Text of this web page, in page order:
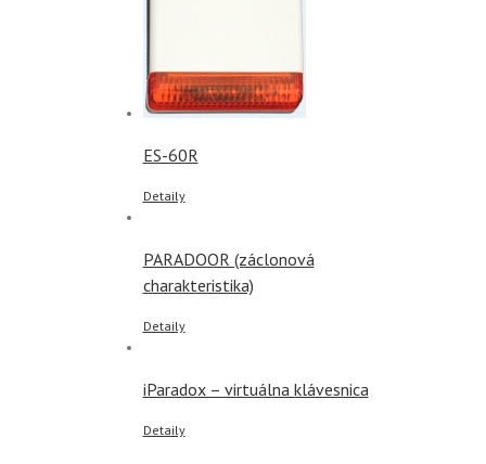
ES-60R
Detaily
PARADOOR (záclonová
charakteristika)
Detaily
iParadox – virtuálna klávesnica
Detaily